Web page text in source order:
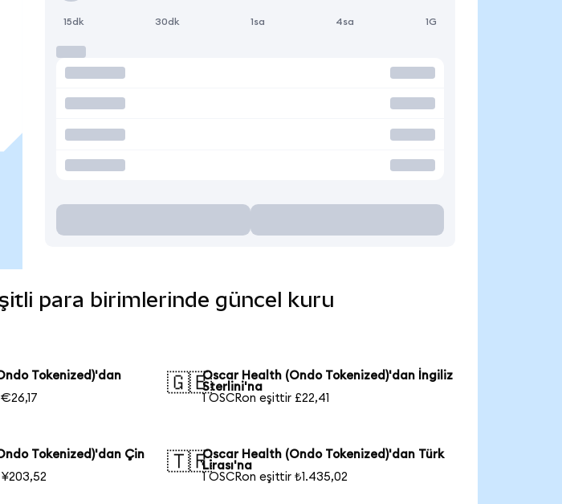
15dk 30dk 1sa 4sa 1G
para birimlerinde güncel kuru
Tokenized)'dan
🇬🇧Oscar Health (Ondo Tokenized)'dan İngiliz
Sterlini'na
1 OSCRon eşittir £22,41
Tokenized)'dan Çin
🇹🇷Oscar Health (Ondo Tokenized)'dan Türk
Lirası'na
1 OSCRon eşittir ₺1.435,02